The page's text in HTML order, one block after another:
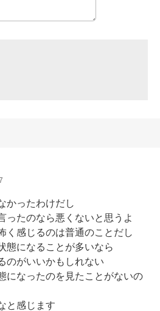
かったわけだし
ったのなら悪くないと思うよ
く感じるのは普通のことだし
態になることが多いなら
のがいいかもしれない
になったのを見たことがないの
と感じます